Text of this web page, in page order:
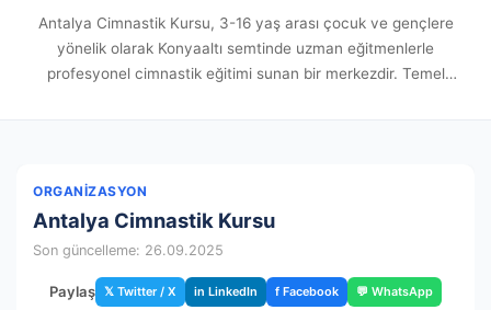
Antalya Cimnastik Kursu, 3-16 yaş arası çocuk ve gençlere
yönelik olarak Konyaaltı semtinde uzman eğitmenlerle
profesyonel cimnastik eğitimi sunan bir merkezdir. Temel
ORGANIZASYON
Antalya Cimnastik Kursu
Son güncelleme: 26.09.2025
Paylaş 𝕏 Twitter / X in LinkedIn f Facebook 💬 WhatsApp